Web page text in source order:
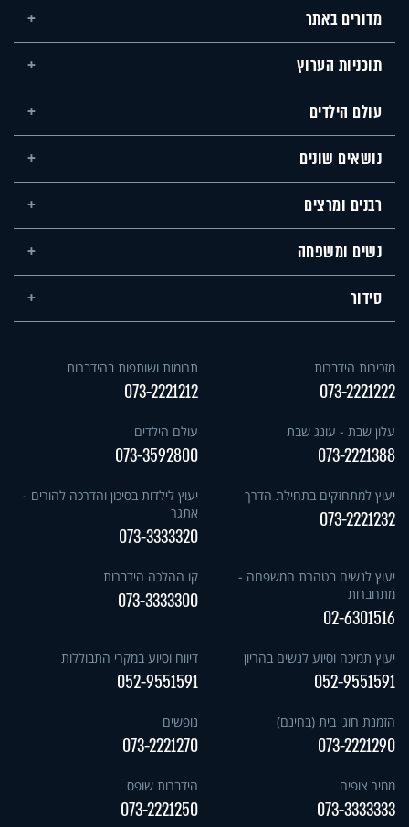
מדורים באתר
תוכניות הערוץ
עולם הילדים
נושאים שונים
רבנים ומרצים
נשים ומשפחה
סידור
מזכירות הידברות
073-2221222
תרומות ושותפות בהידברות
073-2221212
עלון שבת - עונג שבת
073-2221388
עולם הילדים
073-3592800
יעוץ למתחזקים בתחילת הדרך
073-2221232
יעוץ לילדות בסיכון והדרכה להורים -
אתגר
073-3333320
יעוץ לנשים בטהרת המשפחה -
מתחברות
02-6301516
קו ההלכה הידברות
073-3333300
יעוץ תמיכה וסיוע לנשים בהריון
052-9551591
דיווח וסיוע במקרי התבוללות
052-9551591
הזמנת חוגי בית (בחינם)
073-2221290
נופשים
073-2221270
ממיר צופיה
073-3333333
הידברות שופס
073-2221250